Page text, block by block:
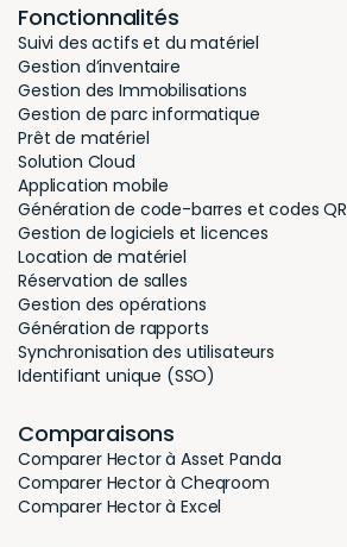
Fonctionnalités
Suivi des actifs et du matériel
Gestion d’inventaire
Gestion des Immobilisations
Gestion de parc informatique
Prêt de matériel
Solution Cloud
Application mobile
Génération de code-barres et codes QR
Gestion de logiciels et licences
Location de matériel
Réservation de salles
Gestion des opérations
Génération de rapports
Synchronisation des utilisateurs
Identifiant unique (SSO)
Comparaisons
Comparer Hector à Asset Panda
Comparer Hector à Cheqroom
Comparer Hector à Excel